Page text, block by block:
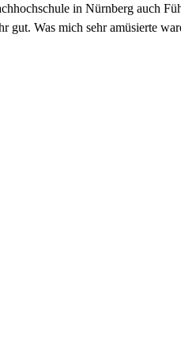
in Nürnberg auch
gut. Was mich sehr amüsierte